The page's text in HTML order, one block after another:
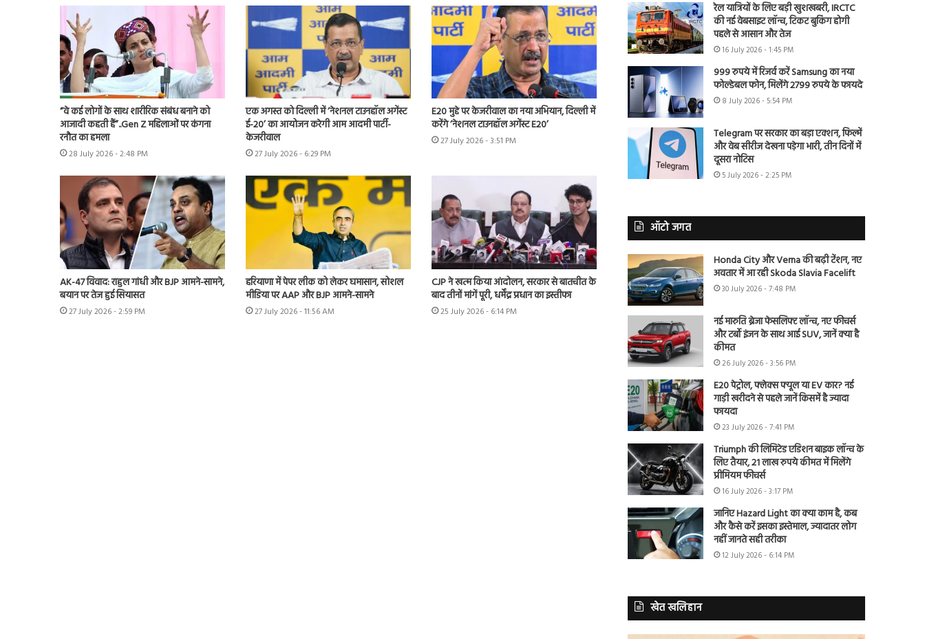
“वे कई लोगों के साथ शारीरिक संबंध बनाने को
आजादी कहती हैं”..Gen Z महिलाओं पर कंगना
रनौत का हमला
28 July 2026 - 2:48 PM
एक अगस्त को दिल्ली में ‘नेशनल टाउनहॉल अगेंस्ट
ई-20’ का आयोजन करेगी आम आदमी पार्टी-
केजरीवाल
27 July 2026 - 6:29 PM
E20 मुद्दे पर केजरीवाल का नया अभियान, दिल्ली में
करेंगे ‘नेशनल टाउनहॉल अगेंस्ट E20’
27 July 2026 - 3:51 PM
AK-47 विवाद: राहुल गांधी और BJP आमने-सामने,
बयान पर तेज हुई सियासत
27 July 2026 - 2:59 PM
हरियाणा में पेपर लीक को लेकर घमासान, सोशल
मीडिया पर AAP और BJP आमने-सामने
27 July 2026 - 11:56 AM
CJP ने खत्म किया आंदोलन, सरकार से बातचीत के
बाद तीनों मांगें पूरी, धर्मेंद्र प्रधान का इस्तीफा
25 July 2026 - 6:14 PM
रेल यात्रियों के लिए बड़ी खुशखबरी, IRCTC
की नई वेबसाइट लॉन्च, टिकट बुकिंग होगी
पहले से आसान और तेज
16 July 2026 - 1:45 PM
999 रुपये में रिजर्व करें Samsung का नया
फोल्डेबल फोन, मिलेंगे 2799 रुपये के फायदे
8 July 2026 - 5:54 PM
Telegram पर सरकार का बड़ा एक्शन, फिल्में
और वेब सीरीज देखना पड़ेगा भारी, तीन दिनों में
दूसरा नोटिस
5 July 2026 - 2:25 PM
ऑटो जगत
Honda City और Verna की बढ़ी टेंशन, नए
अवतार में आ रही Skoda Slavia Facelift
30 July 2026 - 7:48 PM
नई मारुति ब्रेजा फेसलिफ्ट लॉन्च, नए फीचर्स
और टर्बो इंजन के साथ आई SUV, जानें क्या है
कीमत
26 July 2026 - 3:56 PM
E20 पेट्रोल, फ्लेक्स फ्यूल या EV कार? नई
गाड़ी खरीदने से पहले जानें किसमें है ज्यादा
फायदा
23 July 2026 - 7:41 PM
Triumph की लिमिटेड एडिशन बाइक लॉन्च के
लिए तैयार, 21 लाख रुपये कीमत में मिलेंगे
प्रीमियम फीचर्स
16 July 2026 - 3:17 PM
जानिए Hazard Light का क्या काम है, कब
और कैसे करें इसका इस्तेमाल, ज्यादातर लोग
नहीं जानते सही तरीका
12 July 2026 - 6:14 PM
खेत खलिहान